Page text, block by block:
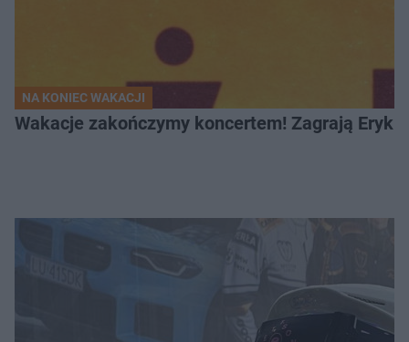
NA KONIEC WAKACJI
Wakacje zakończymy koncertem! Zagrają Eryk